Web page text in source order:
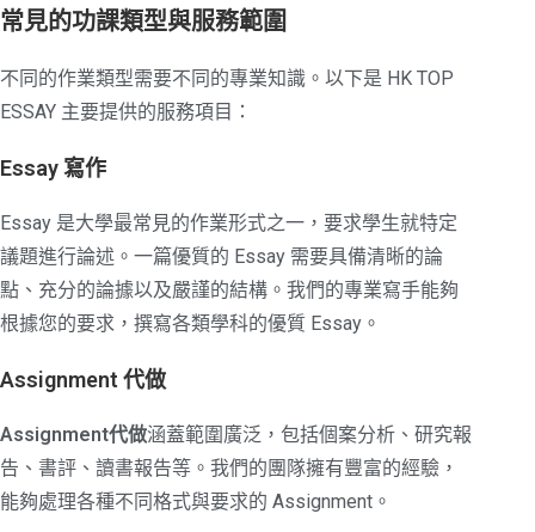
常見的功課類型與服務範圍
不同的作業類型需要不同的專業知識。以下是 HK TOP
ESSAY 主要提供的服務項目：
Essay 寫作
Essay 是大學最常見的作業形式之一，要求學生就特定
議題進行論述。一篇優質的 Essay 需要具備清晰的論
點、充分的論據以及嚴謹的結構。我們的專業寫手能夠
根據您的要求，撰寫各類學科的優質 Essay。
Assignment 代做
Assignment代做涵蓋範圍廣泛，包括個案分析、研究報
告、書評、讀書報告等。我們的團隊擁有豐富的經驗，
能夠處理各種不同格式與要求的 Assignment。